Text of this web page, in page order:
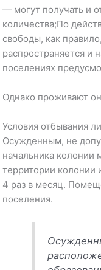
— могут получать и
количества;По
свободы, как
распространяется и
поселениях
Однако проживают
Условия отбывания
Осужденным, не
начальника
территории колонии
4 раз в месяц.
поселения.